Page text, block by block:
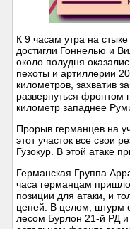
К 9 часам утра на
достигли Гоннелью и
около полудня
пехоты и артиллерии
километров, захватив
развернуться фронтом
километр западнее
Прорыв германцев на
этот участок все свои
Гузокур. В этой атаке
Германская Группа
часа германцам
позиции для атаки, и
цепей. В целом, штурм
лесом Бурлон 21-й РД и